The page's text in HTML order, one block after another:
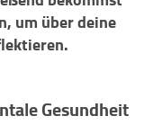
um über deine
Gesundheit